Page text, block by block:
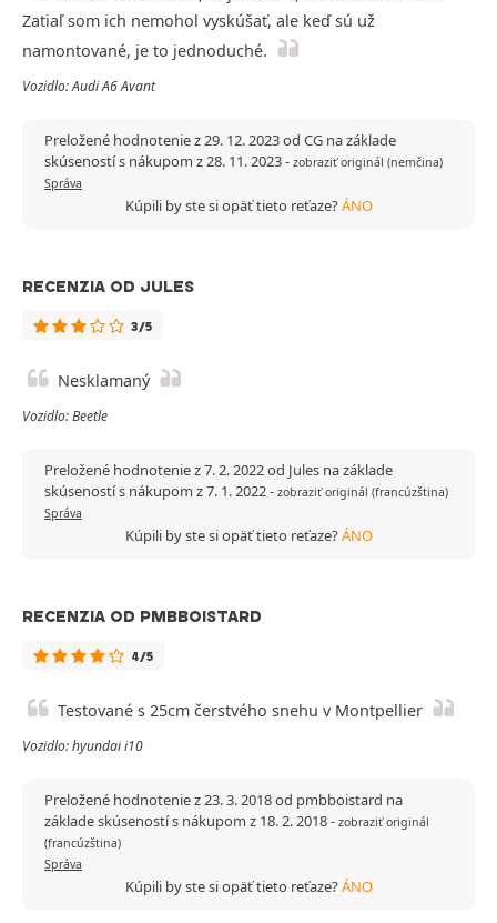
Zatiaľ som ich nemohol vyskúšať, ale keď sú už
namontované, je to jednoduché.
Vozidlo: Audi A6 Avant
Preložené hodnotenie z 29. 12. 2023 od CG na základe
skúseností s nákupom z 28. 11. 2023- zobraziť originál (nemčina)
Správa
Kúpili by ste si opäť tieto reťaze?ÁNO
RECENZIA OD JULES
3/5
Nesklamaný
Vozidlo: Beetle
Preložené hodnotenie z 7. 2. 2022 od Jules na základe
skúseností s nákupom z 7. 1. 2022- zobraziť originál (francúzština)
Správa
Kúpili by ste si opäť tieto reťaze?ÁNO
RECENZIA OD PMBBOISTARD
4/5
Testované s 25cm čerstvého snehu v Montpellier
Vozidlo: hyundai i10
Preložené hodnotenie z 23. 3. 2018 od pmbboistard na
základe skúseností s nákupom z 18. 2. 2018- zobraziť originál
(francúzština)
Správa
Kúpili by ste si opäť tieto reťaze?ÁNO